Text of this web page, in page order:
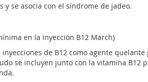
y se asocia con el síndrome de jadeo.
en la inyección B12 March)
de B12 como agente
se incluyen junto con la vitamina